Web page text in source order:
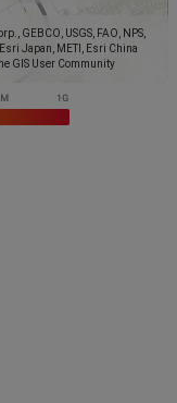
GEBCO, USGS, FAO, NPS,
Japan, METI, Esri China
GIS User Community